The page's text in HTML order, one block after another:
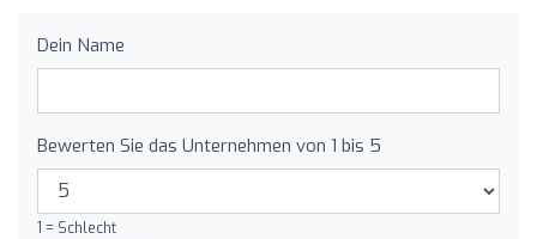
Dein Name
Bewerten Sie das Unternehmen von 1 bis 5
1 = Schlecht